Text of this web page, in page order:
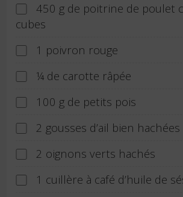
450 g de poitrine de poulet
cubes
1 poivron rouge
¼ de carotte râpée
100 g de petits pois
2 gousses d’ail bien hachées
2 oignons verts hachés
1 cuillère à café d’huile de